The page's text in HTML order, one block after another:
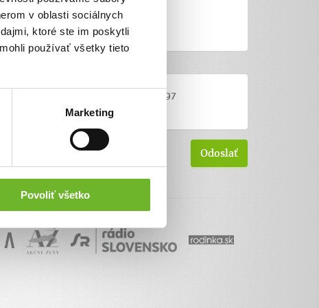
v oblasti sociálnych
ktoré ste im poskytli
používať všetky tieto
Marketing
Povoliť všetko